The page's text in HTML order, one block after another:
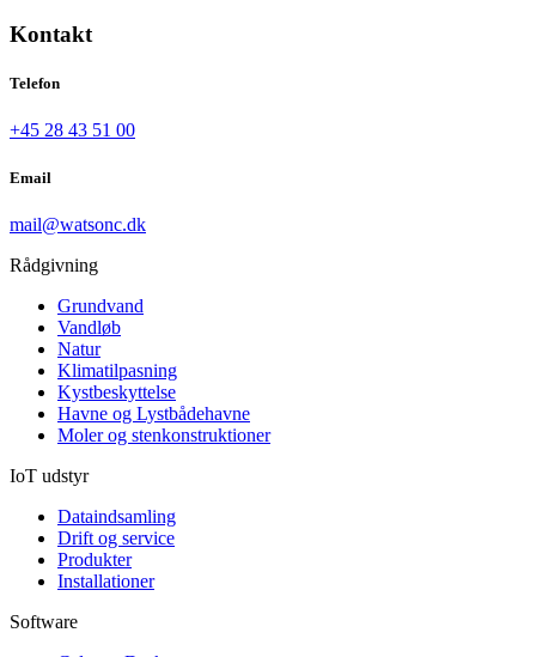
Kontakt
Telefon
+45 28 43 51 00
Email
mail@watsonc.dk
Rådgivning
Grundvand
Vandløb
Natur
Klimatilpasning
Kystbeskyttelse
Havne og Lystbådehavne
Moler og stenkonstruktioner
IoT udstyr
Dataindsamling
Drift og service
Produkter
Installationer
Software